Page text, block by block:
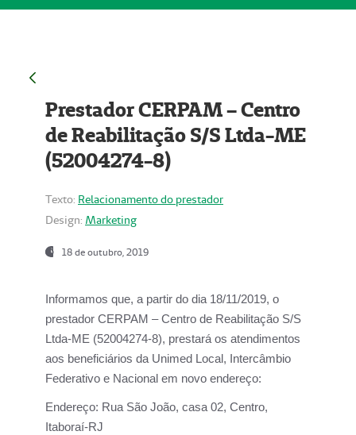
Prestador CERPAM – Centro
de Reabilitação S/S Ltda-ME
(52004274-8)
Texto: Relacionamento do prestador
Design: Marketing
18 de outubro, 2019
Informamos que, a partir do dia 18/11/2019, o
prestador CERPAM – Centro de Reabilitação S/S
Ltda-ME (52004274-8), prestará os atendimentos
aos beneficiários da Unimed Local, Intercâmbio
Federativo e Nacional em novo endereço:
Endereço: Rua São João, casa 02, Centro,
Itaboraí-RJ